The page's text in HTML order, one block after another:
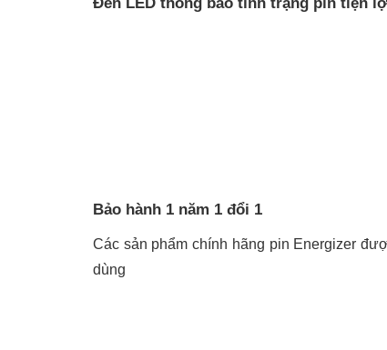
Bảo hành 1 năm 1 đổi 1
Các sản phẩm chính hãng pin Energizer
dùng